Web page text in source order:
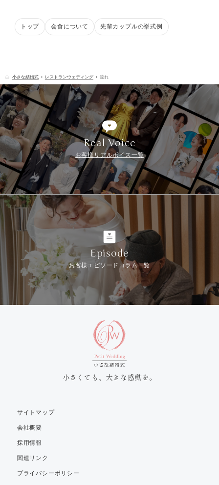
トップ 会食について 先輩カップルの挙式例
小さな結婚式 レストランウェディング 流れ
Real Voice
お客様リアルボイス一覧
Episode
お客様エピソードコラム一覧
小さくても、大きな感動を。
サイトマップ
会社概要
採用情報
関連リンク
プライバシーポリシー